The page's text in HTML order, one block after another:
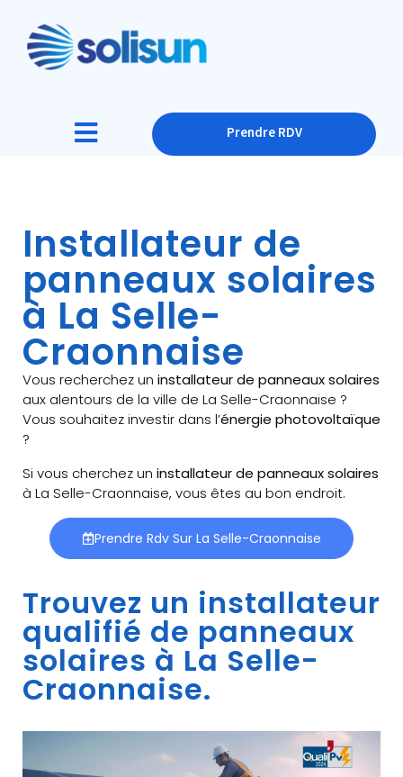
Prendre RDV
Installateur de
panneaux solaires
à La Selle-
Craonnaise
Vous recherchez un installateur de panneaux solaires
aux alentours de la ville de La Selle-Craonnaise ?
Vous souhaitez investir dans l’énergie photovoltaïque
?
Si vous cherchez un installateur de panneaux solaires
à La Selle-Craonnaise, vous êtes au bon endroit.
Prendre Rdv Sur La Selle-Craonnaise
Trouvez un installateur
qualifié de panneaux
solaires à La Selle-
Craonnaise.